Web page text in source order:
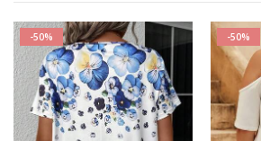
-50% -50%